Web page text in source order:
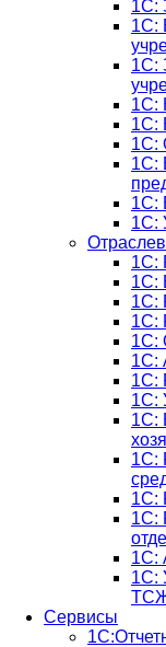
1C:
1C:
1C:
1C:
1C:
1С:
1С:
1С:
1С:
1С:
1С:
1С:
1С:
1C:
1С:
1С:
1С:
1С:
1С:
1С:
1С:
1С:
1C:
Сервисы